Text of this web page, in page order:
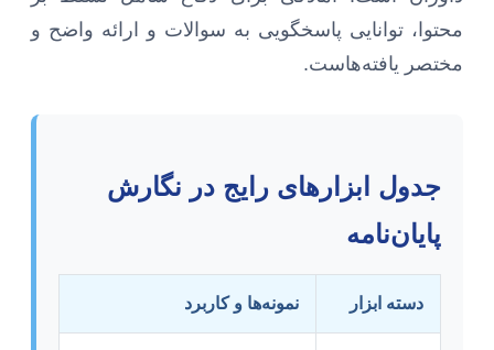
محتوا، توانایی پاسخگویی به سوالات و ارائه واضح و
مختصر یافته‌هاست.
جدول ابزارهای رایج در نگارش
پایان‌نامه
دسته ابزار نمونه‌ها و کاربرد